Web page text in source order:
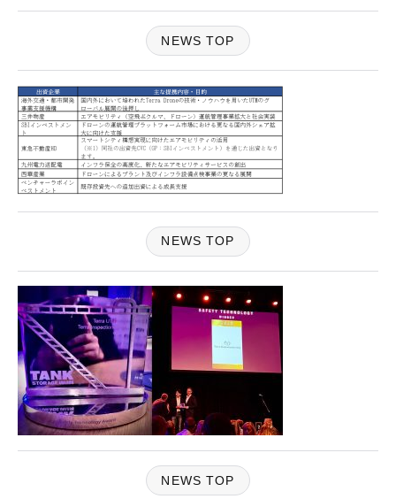
NEWS TOP
NEWS TOP
NEWS TOP